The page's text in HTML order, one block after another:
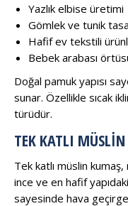
Yazlık elbise üretimi
Gömlek ve tunik
Hafif ev tekstili
Bebek arabası
Doğal pamuk yapısı
sunar. Özellikle sıcak
türüdür.
TEK KATLI
Tek katlı müslin
ince ve en hafif
sayesinde hava